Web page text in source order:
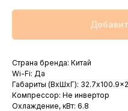
Страна бренда: Китай
Wi-Fi: Да
Габариты (ВхШхГ):
Компрессор: Не инвертор
Охлаждение, кВт: 6.8